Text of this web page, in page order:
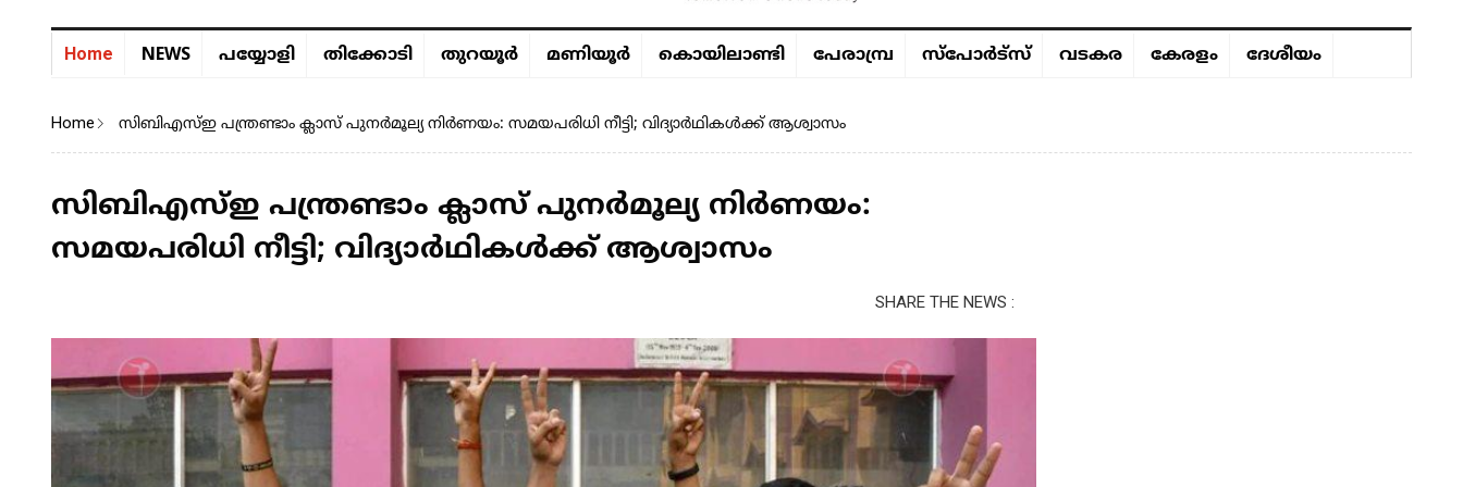
Home NEWS പയ്യോളി തിക്കോടി തുറയൂര്‍ മണിയൂര്‍ കൊയിലാണ്ടി പേരാമ്പ്ര സ്പോർട്സ് വടകര കേരളം ദേശീയം
Home സിബിഎസ്ഇ പന്ത്രണ്ടാം ക്ലാസ് പുനർമൂല്യ നിർണയം: സമയപരിധി നീട്ടി; വിദ്യാർഥികൾക്ക് ആശ്വാസം
സിബിഎസ്ഇ പന്ത്രണ്ടാം ക്ലാസ് പുനർമൂല്യ നിർണയം:
സമയപരിധി നീട്ടി; വിദ്യാർഥികൾക്ക് ആശ്വാസം
SHARE THE NEWS :